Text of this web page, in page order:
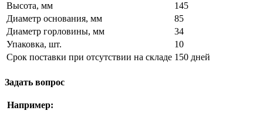
Высота, мм
145
Диаметр основания, мм
85
Диаметр горловины, мм
34
Упаковка, шт.
10
Срок поставки при отсутствии на складе 150 дней
Задать вопрос
Например: